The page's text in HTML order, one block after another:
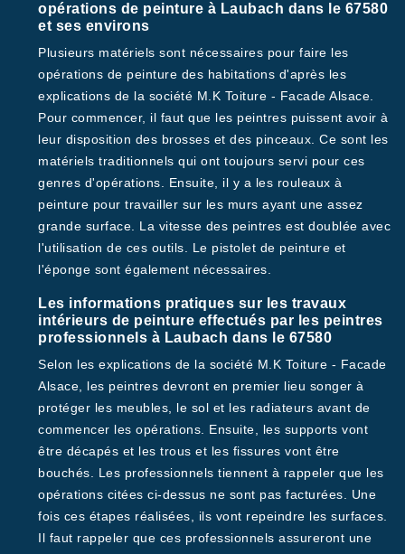
opérations de peinture à Laubach dans le 67580
et ses environs
Plusieurs matériels sont nécessaires pour faire les
opérations de peinture des habitations d'après les
explications de la société M.K Toiture - Facade Alsace.
Pour commencer, il faut que les peintres puissent avoir à
leur disposition des brosses et des pinceaux. Ce sont les
matériels traditionnels qui ont toujours servi pour ces
genres d'opérations. Ensuite, il y a les rouleaux à
peinture pour travailler sur les murs ayant une assez
grande surface. La vitesse des peintres est doublée avec
l'utilisation de ces outils. Le pistolet de peinture et
l'éponge sont également nécessaires.
Les informations pratiques sur les travaux
intérieurs de peinture effectués par les peintres
professionnels à Laubach dans le 67580
Selon les explications de la société M.K Toiture - Facade
Alsace, les peintres devront en premier lieu songer à
protéger les meubles, le sol et les radiateurs avant de
commencer les opérations. Ensuite, les supports vont
être décapés et les trous et les fissures vont être
bouchés. Les professionnels tiennent à rappeler que les
opérations citées ci-dessus ne sont pas facturées. Une
fois ces étapes réalisées, ils vont repeindre les surfaces.
Il faut rappeler que ces professionnels assureront une